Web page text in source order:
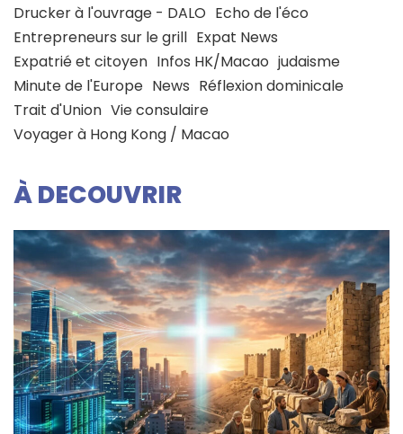
Drucker à l'ouvrage - DALO Echo de l'éco
Entrepreneurs sur le grill Expat News
Expatrié et citoyen Infos HK/Macao judaisme
Minute de l'Europe News Réflexion dominicale
Trait d'Union Vie consulaire
Voyager à Hong Kong / Macao
À DECOUVRIR